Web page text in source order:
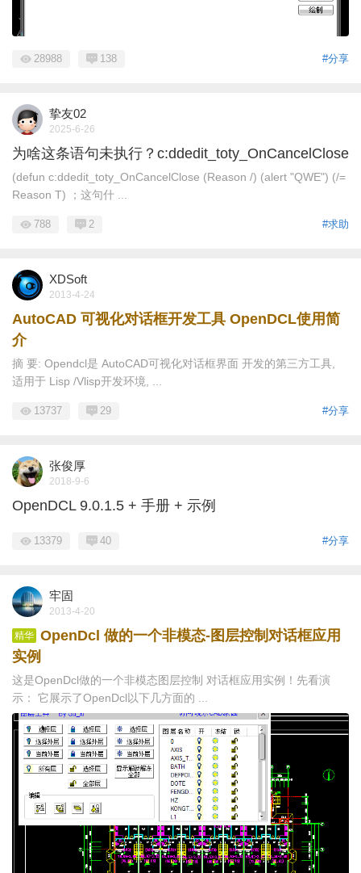
#分享
28988 138
挚友02
2025-6-26
为啥这条语句未执行？c:ddedit_toty_OnCancelClose
(defun c:ddedit_toty_OnCancelClose (Reason /) (alert "QWE") (/=
Reason T) ；这句什 ...
#求助
788 2
XDSoft
2013-4-24
AutoCAD 可视化对话框开发工具 OpenDCL使用简
介
摘 要: Opendcl是 AutoCAD可视化对话框界面 开发的第三方工具,
适用于 Lisp /Vlisp开发环境, ...
#分享
13737 29
张俊厚
2018-9-6
OpenDCL 9.0.1.5 + 手册 + 示例
#分享
13379 40
牢固
2013-4-20
精华 OpenDcl 做的一个非模态-图层控制对话框应用
实例
这是OpenDcl做的一个非模态图层控制 对话框应用实例！先看演
示： 它展示了OpenDcl以下几方面的 ...